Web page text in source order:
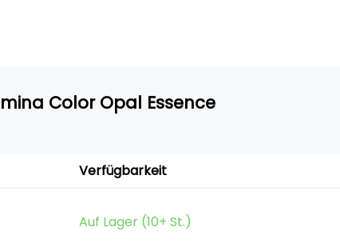
Color Opal Essence
Verfügbarkeit
Auf Lager (10+ St.)